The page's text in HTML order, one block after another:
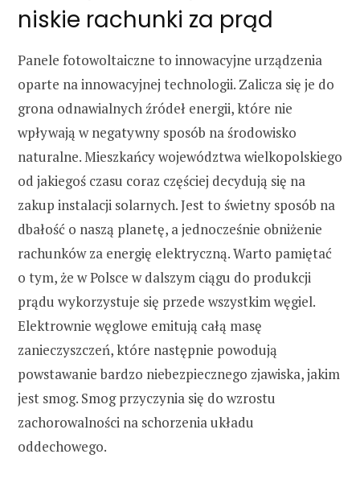
niskie rachunki za prąd
Panele fotowoltaiczne to innowacyjne urządzenia
oparte na innowacyjnej technologii. Zalicza się je do
grona odnawialnych źródeł energii, które nie
wpływają w negatywny sposób na środowisko
naturalne. Mieszkańcy województwa wielkopolskiego
od jakiegoś czasu coraz częściej decydują się na
zakup instalacji solarnych. Jest to świetny sposób na
dbałość o naszą planetę, a jednocześnie obniżenie
rachunków za energię elektryczną. Warto pamiętać
o tym, że w Polsce w dalszym ciągu do produkcji
prądu wykorzystuje się przede wszystkim węgiel.
Elektrownie węglowe emitują całą masę
zanieczyszczeń, które następnie powodują
powstawanie bardzo niebezpiecznego zjawiska, jakim
jest smog. Smog przyczynia się do wzrostu
zachorowalności na schorzenia układu
oddechowego.